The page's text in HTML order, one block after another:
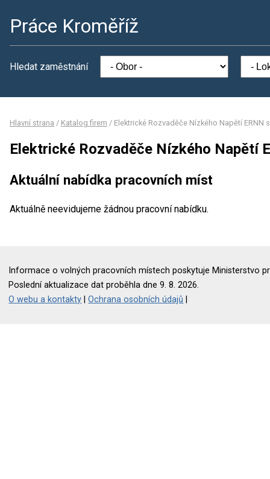
Práce Kroměříž
Hledat zaměstnání
Hlavní strana / Katalog firem / Elektrické Rozvaděče Nízkého Napětí ERNN
Elektrické Rozvaděče Nízkého Napětí
Aktuální nabídka pracovních míst
Aktuálně neevidujeme žádnou pracovní nabídku.
Informace o volných pracovních místech poskytuje Ministerstvo
Poslední aktualizace dat proběhla dne 9. 8. 2026.
O webu a kontakty |Ochrana osobních údajů